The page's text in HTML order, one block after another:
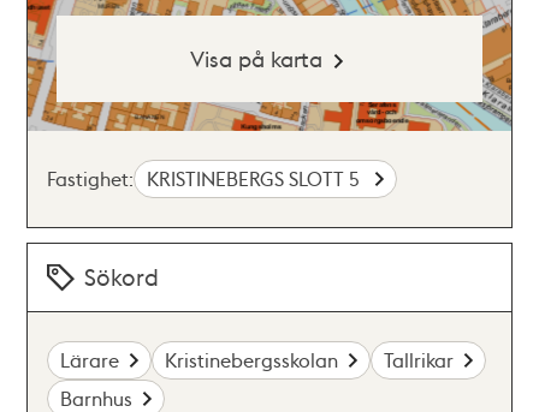
Visa på karta
Fastighet: KRISTINEBERGS SLOTT 5
Sökord
Lärare Kristinebergsskolan
Tallrikar
Barnhus